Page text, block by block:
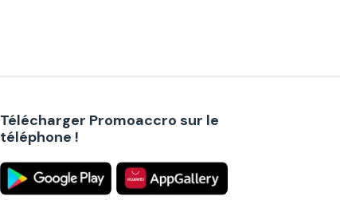
Télécharger Promoaccro sur le
téléphone !